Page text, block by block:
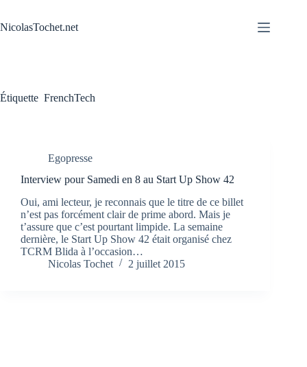
contenu
NicolasTochet.net
Étiquette FrenchTech
Egopresse
Interview pour Samedi en 8 au Start Up Show 42
Oui, ami lecteur, je reconnais que le titre de ce billet
n’est pas forcément clair de prime abord. Mais je
t’assure que c’est pourtant limpide. La semaine
dernière, le Start Up Show 42 était organisé chez
TCRM Blida à l’occasion…
Nicolas Tochet
2 juillet 2015